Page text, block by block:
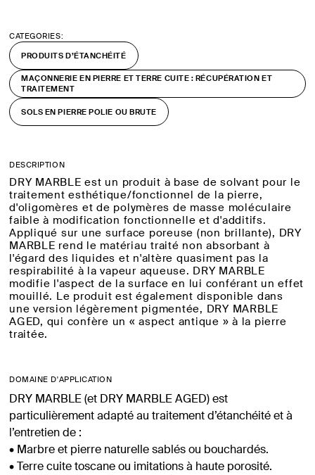
CATEGORIES:
PRODUITS D’ÉTANCHÉITÉ
MAÇONNERIE EN PIERRE ET TERRE CUITE : RÉCUPÉRATION ET
TRAITEMENT
SOLS EN PIERRE POLIE OU BRUTE
DESCRIPTION
DRY MARBLE est un produit à base de solvant pour le
traitement esthétique/fonctionnel de la pierre,
d'oligomères et de polymères de masse moléculaire
faible à modification fonctionnelle et d'additifs.
Appliqué sur une surface poreuse (non brillante), DRY
MARBLE rend le matériau traité non absorbant à
l'égard des liquides et n'altère quasiment pas la
respirabilité à la vapeur aqueuse. DRY MARBLE
modifie l'aspect de la surface en lui conférant un effet
mouillé. Le produit est également disponible dans
une version légèrement pigmentée, DRY MARBLE
AGED, qui confère un « aspect antique » à la pierre
traitée.
DOMAINE D'APPLICATION
DRY MARBLE (et DRY MARBLE AGED) est
particulièrement adapté au traitement d’étanchéité et à
l’entretien de :
• Marbre et pierre naturelle sablés ou bouchardés.
• Terre cuite toscane ou imitations à haute porosité.